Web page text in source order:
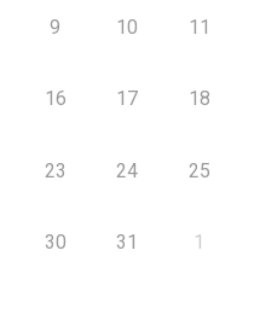
9 10 11
16 17 18
23 24 25
30 31 1